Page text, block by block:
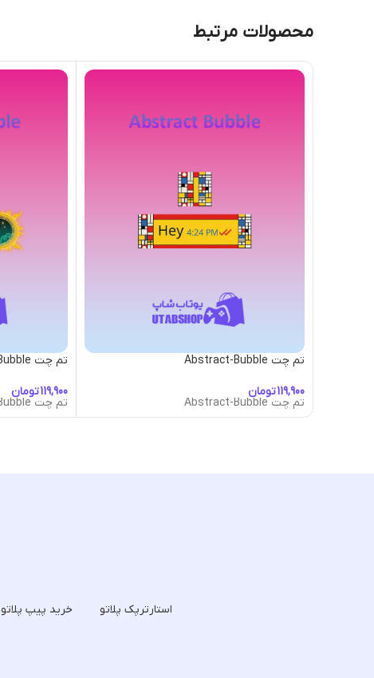
محصولات مرتبط
تم چت Abstract-Bubble
تومان
تم چت Abstract-Bubble
تم چت Air-Sign-Bubble
تومان
تم چت Air-Sign-Bubble
استارترپک پلاتو خرید پیپ پلاتو